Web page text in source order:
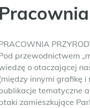
przewodnictwem
o otaczającej
innymi grafikę
tematyczne
zamieszkujące